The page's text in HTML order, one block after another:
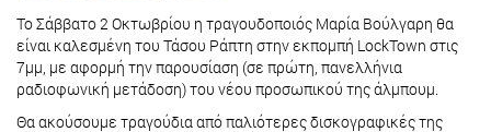
Το Σάββατο 2 Οκτωβρίου η τραγουδοποιός Μαρία Βούλγαρη θα
είναι καλεσμένη του Τάσου Ράπτη στην εκπομπή LockTown στις
7μμ, με αφορμή την παρουσίαση (σε πρώτη, πανελλήνια
ραδιοφωνική μετάδοση) του νέου προσωπικού της άλμπουμ.
Θα ακούσουμε τραγούδια από παλιότερες δισκογραφικές της